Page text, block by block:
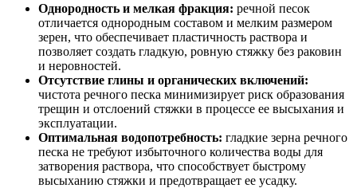
Однородность и мелкая фракция: речной песок
отличается однородным составом и мелким размером
зерен, что обеспечивает пластичность раствора и
позволяет создать гладкую, ровную стяжку без раковин
и неровностей.
Отсутствие глины и органических включений:
чистота речного песка минимизирует риск образования
трещин и отслоений стяжки в процессе ее высыхания и
эксплуатации.
Оптимальная водопотребность: гладкие зерна речного
песка не требуют избыточного количества воды для
затворения раствора, что способствует быстрому
высыханию стяжки и предотвращает ее усадку.